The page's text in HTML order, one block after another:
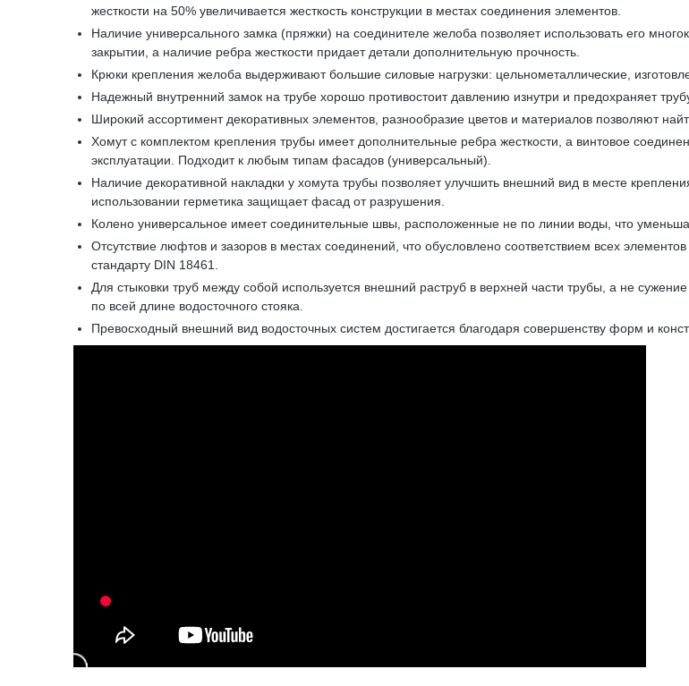
жесткости на 50% увеличивается жесткость конструкции в местах соединения элементов.
Наличие универсального замка (пряжки) на соединителе желоба позволяет использовать его
закрытии, а наличие ребра жесткости придает детали дополнительную прочность.
Крюки крепления желоба выдерживают большие силовые нагрузки: цельнометаллические,
Надежный внутренний замок на трубе хорошо противостоит давлению изнутри и предохраняет
Широкий ассортимент декоративных элементов, разнообразие цветов и материалов позволяют
Хомут с комплектом крепления трубы имеет дополнительные ребра жесткости, а винтовое
эксплуатации. Подходит к любым типам фасадов (универсальный).
Наличие декоративной накладки у хомута трубы позволяет улучшить внешний вид в месте
использовании герметика защищает фасад от разрушения.
Колено универсальное имеет соединительные швы, расположенные не по линии воды, что
Отсутствие люфтов и зазоров в местах соединений, что обусловлено соответствием всех
стандарту DIN 18461.
Для стыковки труб между собой используется внешний раструб в верхней части трубы, а не
по всей длине водосточного стояка.
Превосходный внешний вид водосточных систем достигается благодаря совершенству форм и